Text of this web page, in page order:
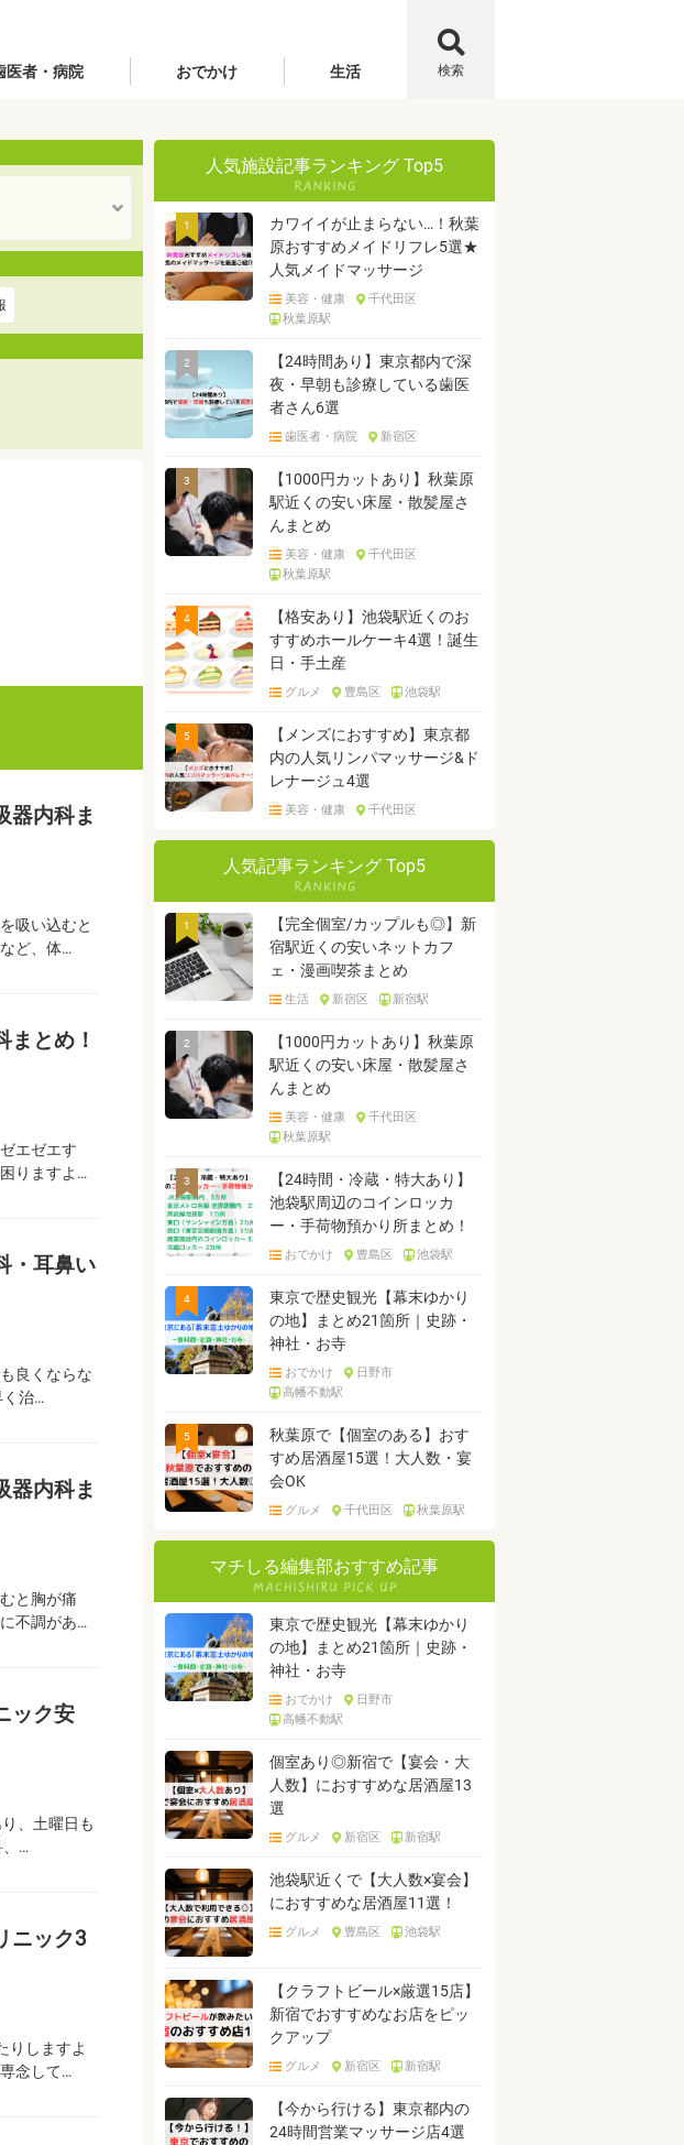
医者・病院 おでかけ 生活 検索
器内科ま
吸い込むと
ど、体…
まとめ！
エゼエす
りますよ…
・耳鼻い
良くならな
く治…
器内科ま
と胸が痛
不調があ…
ック安
、土曜日も
、…
ニック3
りしますよ
念して…
人気施設記事ランキング Top5
1
カワイイが止まらない…！秋葉
原おすすめメイドリフレ5選★
人気メイドマッサージ
美容・健康
千代田区
秋葉原駅
2
【24時間あり】東京都内で深
夜・早朝も診療している歯医
者さん6選
歯医者・病院 新宿区
3
【1000円カットあり】秋葉原
駅近くの安い床屋・散髪屋さ
んまとめ
美容・健康
千代田区
秋葉原駅
4
【格安あり】池袋駅近くのお
すすめホールケーキ4選！誕生
日・手土産
グルメ 豊島区 池袋駅
5
【メンズにおすすめ】東京都
内の人気リンパマッサージ&ド
レナージュ4選
美容・健康 千代田区
人気記事ランキング Top5
1
【完全個室/カップルも◎】新
宿駅近くの安いネットカフ
ェ・漫画喫茶まとめ
生活 新宿区 新宿駅
2
【1000円カットあり】秋葉原
駅近くの安い床屋・散髪屋さ
んまとめ
美容・健康
千代田区
秋葉原駅
3
【24時間・冷蔵・特大あり】
池袋駅周辺のコインロッカ
ー・手荷物預かり所まとめ！
おでかけ 豊島区 池袋駅
4
東京で歴史観光【幕末ゆかり
の地】まとめ21箇所｜史跡・
神社・お寺
おでかけ
日野市
高幡不動駅
5
秋葉原で【個室のある】おす
すめ居酒屋15選！大人数・宴
会OK
グルメ 千代田区 秋葉原駅
マチしる編集部おすすめ記事
東京で歴史観光【幕末ゆかり
の地】まとめ21箇所｜史跡・
神社・お寺
おでかけ
日野市
高幡不動駅
個室あり◎新宿で【宴会・大
人数】におすすめな居酒屋13
選
グルメ 新宿区 新宿駅
池袋駅近くで【大人数×宴会】
におすすめな居酒屋11選！
グルメ 豊島区 池袋駅
【クラフトビール×厳選15店】
新宿でおすすめなお店をピッ
クアップ
グルメ 新宿区 新宿駅
【今から行ける】東京都内の
24時間営業マッサージ店4選